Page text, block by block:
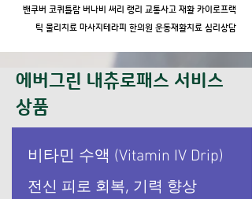
밴쿠버 코퀴틀람 버나비 써리 랭리 교통사고 재활 카이로프랙
틱 물리치료 마사지테라피 한의원 운동재활치료 심리상담
​에버그린 내츄로패스 서비스
상품
비타민 수액 (Vitamin IV Drip)
전신 피로 회복, 기력 향상